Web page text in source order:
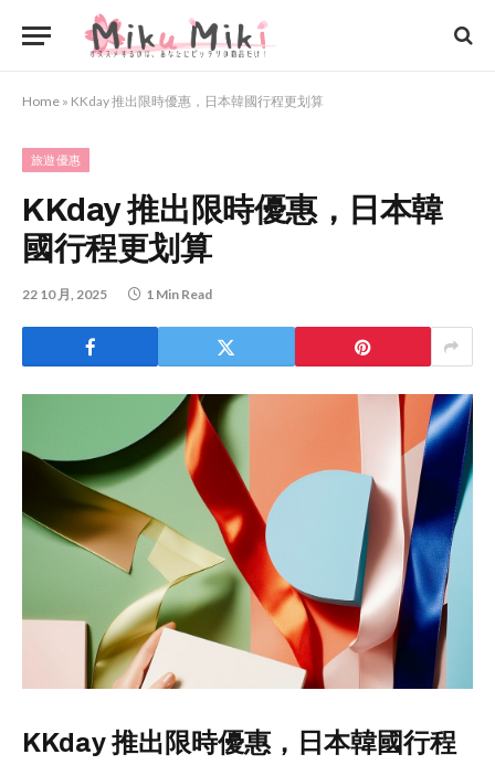
Home » KKday 推出限時優惠，日本韓國行程更划算
旅遊優惠
KKday 推出限時優惠，日本韓
國行程更划算
22 10 月, 2025 1 Min Read
KKday 推出限時優惠，日本韓國行程